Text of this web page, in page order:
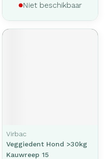
Niet beschikbaar
Virbac
Veggiedent Hond >30kg
Kauwreep 15